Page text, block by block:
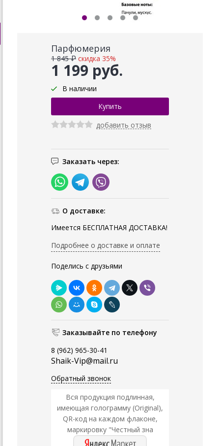
Парфюмерия
1 199 руб.
1 845 ₽ скидка 35%
В наличии
добавить отзыв
Заказать через:
О доставке:
Имеется БЕСПЛАТНАЯ ДОСТАВКА!
Подробнее о доставке и оплате
Поделись с друзьями
Заказывайте по телефону
8 (962) 965-30-41
Shaik-Vip@mail.ru
Обратный звонок
Вся продукция подлинная,
имеющая голограмму (Original),
QR-код на каждом флаконе,
маркировку "Честный зна